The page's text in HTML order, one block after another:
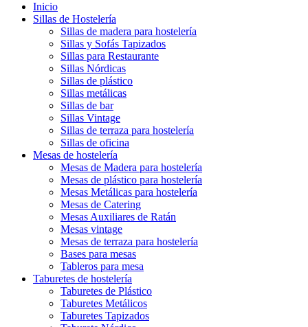
Inicio
Sillas de Hostelería
Sillas de madera para hostelería
Sillas y Sofás Tapizados
Sillas para Restaurante
Sillas Nórdicas
Sillas de plástico
Sillas metálicas
Sillas de bar
Sillas Vintage
Sillas de terraza para hostelería
Sillas de oficina
Mesas de hostelería
Mesas de Madera para hostelería
Mesas de plástico para hostelería
Mesas Metálicas para hostelería
Mesas de Catering
Mesas Auxiliares de Ratán
Mesas vintage
Mesas de terraza para hostelería
Bases para mesas
Tableros para mesa
Taburetes de hostelería
Taburetes de Plástico
Taburetes Metálicos
Taburetes Tapizados